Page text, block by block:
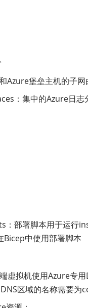
Azure堡垒主机的子
：集中的Azure日志
部署脚本用于运行
Bicep中使用部署脚本
拟机使用Azure专
区域的名称需要为